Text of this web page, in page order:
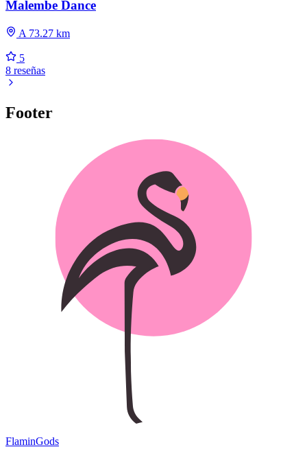
Malembe Dance
A 73.27 km
5
8 reseñas
Footer
FlaminGods